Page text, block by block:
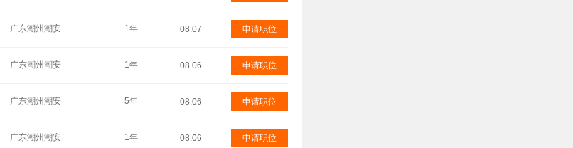
广东潮州潮安 1年 08.07 申请职位
广东潮州潮安 1年 08.06 申请职位
广东潮州潮安 5年 08.06 申请职位
广东潮州潮安 1年 08.06 申请职位